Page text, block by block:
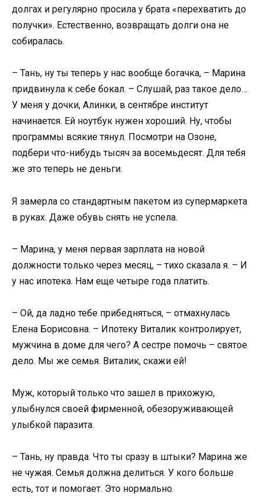
долгах и регулярно просила у брата «перехватить до
получки». Естественно, возвращать долги она не
собиралась.
– Тань, ну ты теперь у нас вообще богачка, – Марина
придвинула к себе бокал. – Слушай, раз такое дело…
У меня у дочки, Алинки, в сентябре институт
начинается. Ей ноутбук нужен хороший. Ну, чтобы
программы всякие тянул. Посмотри на Озоне,
подбери что-нибудь тысяч за восемьдесят. Для тебя
же это теперь не деньги.
Я замерла со стандартным пакетом из супермаркета
в руках. Даже обувь снять не успела.
– Марина, у меня первая зарплата на новой
должности только через месяц, – тихо сказала я. – И
у нас ипотека. Нам еще четыре года платить.
– Ой, да ладно тебе прибедняться, – отмахнулась
Елена Борисовна. – Ипотеку Виталик контролирует,
мужчина в доме для чего? А сестре помочь – святое
дело. Мы же семья. Виталик, скажи ей!
Муж, который только что зашел в прихожую,
улыбнулся своей фирменной, обезоруживающей
улыбкой паразита.
– Тань, ну правда. Что ты сразу в штыки? Марина же
не чужая. Семья должна делиться. У кого больше
есть, тот и помогает. Это нормально.